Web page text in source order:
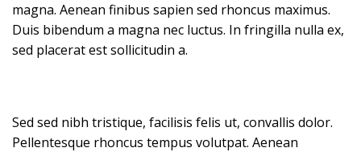
magna. Aenean finibus sapien sed rhoncus maximus.
Duis bibendum a magna nec luctus. In fringilla nulla ex,
sed placerat est sollicitudin a.
Sed sed nibh tristique, facilisis felis ut, convallis dolor.
Pellentesque rhoncus tempus volutpat. Aenean